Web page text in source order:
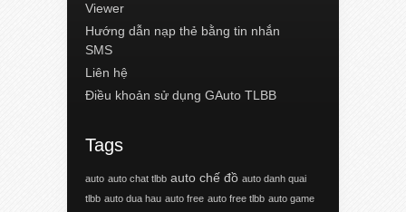
Viewer
Hướng dẫn nạp thẻ bằng tin nhắn
SMS
Liên hệ
Điều khoản sử dụng GAuto TLBB
Tags
auto auto chat tlbb auto chế đồ auto danh quai
tlbb auto dua hau auto free auto free tlbb auto game